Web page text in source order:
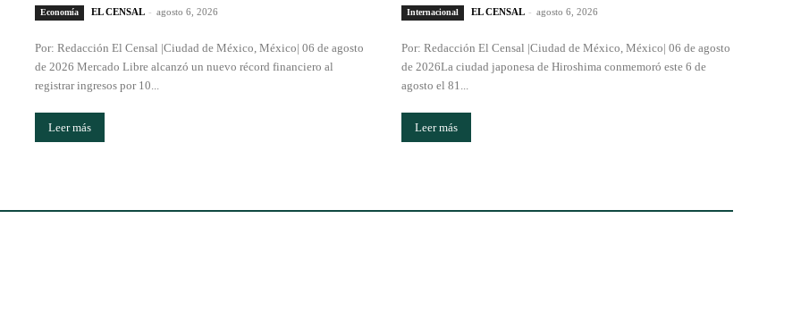
Economía EL CENSAL - agosto 6, 2026
Por: Redacción El Censal |Ciudad de México, México| 06 de agosto
de 2026 Mercado Libre alcanzó un nuevo récord financiero al
registrar ingresos por 10...
Leer más
Internacional EL CENSAL - agosto 6, 2026
Por: Redacción El Censal |Ciudad de México, México| 06 de agosto
de 2026La ciudad japonesa de Hiroshima conmemoró este 6 de
agosto el 81...
Leer más